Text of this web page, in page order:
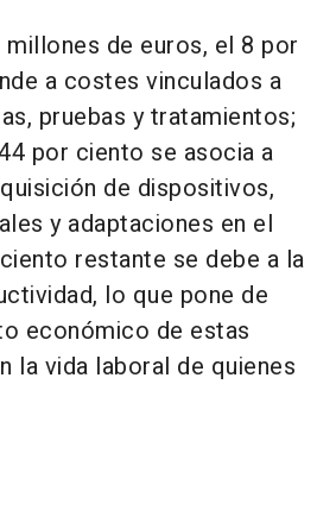
de euros, el 8 por
a costes vinculados a
pruebas y tratamientos;
por ciento se asocia a
de dispositivos,
y adaptaciones en el
restante se debe a la
lo que pone de
económico de estas
la vida laboral de quienes